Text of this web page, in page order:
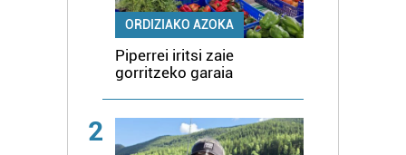
ORDIZIAKO AZOKA
Piperrei iritsi zaie
gorritzeko garaia
2